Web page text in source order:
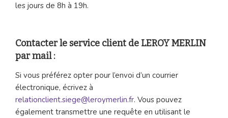
les jours de 8h à 19h.
Contacter le service client de LEROY MERLIN
par mail :
Si vous préférez opter pour l’envoi d’un courrier
électronique, écrivez à
relationclient.siege@leroymerlin.fr. Vous pouvez
également transmettre une requête en utilisant le